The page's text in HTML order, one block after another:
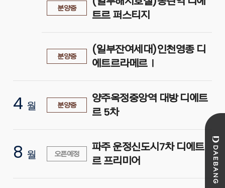
분양중
트르 퍼스티지
분양중
(일부잔여세대)인천영종 디
에트르라메르Ⅰ
4 월 분양중
양주옥정중앙역 대방 디에트
르 5차
8 월 오픈예정
파주 운정신도시7차 디에트
르 프리미어